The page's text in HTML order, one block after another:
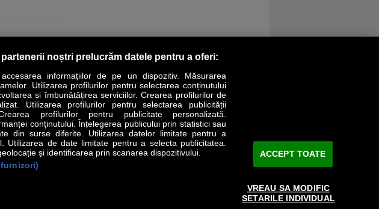
TECH MEET THE CEO LIFESTYLE SPECIAL OPINII
Servicii Revista Business Magazin
noștri prelucrăm datele pentru a oferi:
informațiilor de pe un dispozitiv. Măsurarea
Utilizarea profilurilor pentru selectarea conținutului
și îmbunătățirea serviciilor. Crearea profilurilor de
Utilizarea profilurilor pentru selectarea publicității
profilurilor pentru publicitate personalizată.
conținutului. Înțelegerea publicului prin statistici sau
din surse diferite. Utilizarea datelor limitate pentru a
Utilizarea de date limitate pentru a selecta publicitatea.
și identificarea prin scanarea dispozitivului.
ACCEPT TOATE
VREAU SA MODIFIC
SETARILE INDIVIDUAL